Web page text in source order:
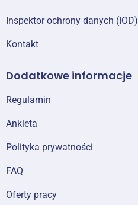
Inspektor ochrony danych (IOD)
Kontakt
Dodatkowe informacje
Regulamin
Ankieta
Polityka prywatności
FAQ
Oferty pracy